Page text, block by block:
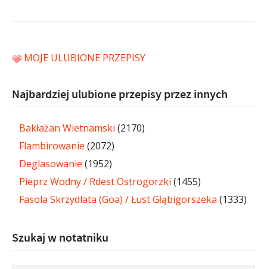
MOJE ULUBIONE PRZEPISY
Najbardziej ulubione przepisy przez innych
Bakłażan Wietnamski (2170)
Flambirowanie (2072)
Deglasowanie (1952)
Pieprz Wodny / Rdest Ostrogorzki (1455)
Fasola Skrzydlata (Goa) / Łust Głąbigorszeka (1333)
Szukaj w notatniku